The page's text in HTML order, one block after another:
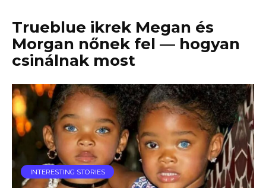
Trueblue ikrek Megan és
Morgan nőnek fel — hogyan
csinálnak most
INTERESTING STORIES